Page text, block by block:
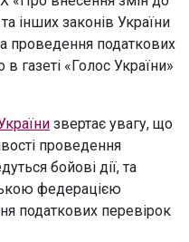
інших законів України
проведення податкових
газеті «Голос України»
звертає увагу, що
проведення
бойові дії, та
федерацією
податкових перевірок